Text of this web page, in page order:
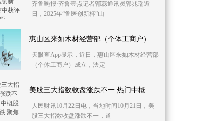
齐鲁晚报·齐鲁壹点记者郭蕊通讯员郭兆瑞近
日，2025年“鲁医创新杯”山
惠山区来如木材经营部（个体工商户）
天眼查App显示，近日，惠山区来如木材经营部
（个体工商户）成立，法定
美股三大指数收盘涨跌不一 热门中概
人民财讯10月22日电，当地时间10月21日，美
股三大指数收盘涨跌不一，道